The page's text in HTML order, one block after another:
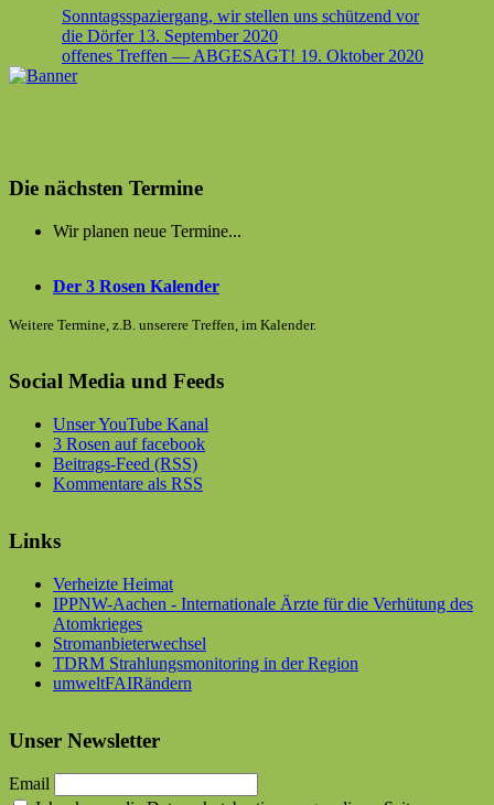
Beitragsnavigation
Sonntagsspaziergang, wir stellen uns schützend vor
die Dörfer 13. September 2020
offenes Treffen — ABGESAGT! 19. Oktober 2020
Die nächsten Termine
Wir planen neue Termine...
Der 3 Rosen Kalender
Weitere Termine, z.B. unserere Treffen, im Kalender.
Social Media und Feeds
Unser YouTube Kanal
3 Rosen auf facebook
Beitrags-Feed (RSS)
Kommentare als RSS
Links
Verheizte Heimat
IPPNW-Aachen - Internationale Ärzte für die Verhütung des
Atomkrieges
Stromanbieterwechsel
TDRM Strahlungsmonitoring in der Region
umweltFAIRändern
Unser Newsletter
Email